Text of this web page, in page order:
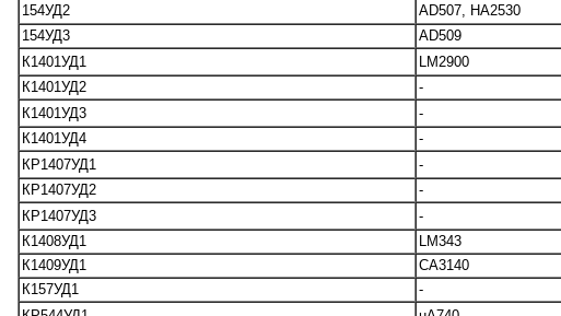
154УД2
AD507, HA2530
154УД3
AD509
К1401УД1
LM2900
К1401УД2
-
К1401УД3
-
К1401УД4
-
КР1407УД1
-
КР1407УД2
-
КР1407УД3
-
К1408УД1
LM343
К1409УД1
CA3140
К157УД1
-